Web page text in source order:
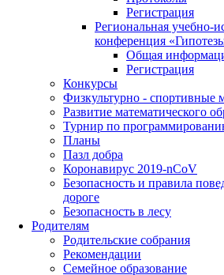
Регистрация
Региональная учебно-
конференция
Общая
Регистрация
Конкурсы
Физкультурно - спортивные
Развитие математического
Турнир по
Планы
Пазл добра
Коронавирус 2019-nCoV
Безопасность и правила
дороге
Безопасность в лесу
Родителям
Родительские собрания
Рекомендации
Семейное образование